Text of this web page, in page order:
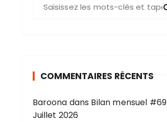
e
p
COMMENTAIRES RÉCENTS
Baroona dans Bilan mensuel #69
Juillet 2026